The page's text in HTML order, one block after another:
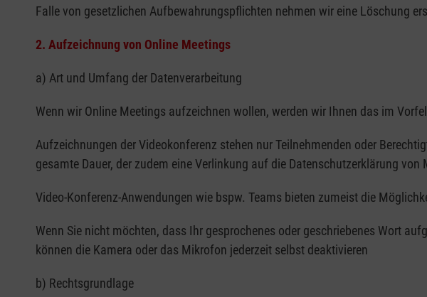
Falle von gesetzlichen Aufbewahrungspflichten nehmen wir eine Löschung
2. Aufzeichnung von Online Meetings
a) Art und Umfang der Datenverarbeitung
Wenn wir Online Meetings aufzeichnen wollen, werden wir Ihnen das im
Aufzeichnungen der Videokonferenz stehen nur Teilnehmenden oder
gesamte Dauer, der zudem eine Verlinkung auf die Datenschutzerklärung
Video-Konferenz-Anwendungen wie bspw. Teams bieten zumeist die
Wenn Sie nicht möchten, dass Ihr gesprochenes oder geschriebenes Wort
können die Kamera oder das Mikrofon jederzeit selbst deaktivieren
b) Rechtsgrundlage